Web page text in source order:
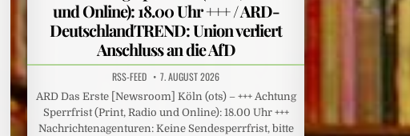
und Online): 18.00 Uhr +++ / ARD-
DeutschlandTREND: Union verliert
Anschluss an die AfD
RSS-FEED 7. AUGUST 2026
ARD Das Erste [Newsroom] Köln (ots) – +++ Achtung
Sperrfrist (Print, Radio und Online): 18.00 Uhr +++
Nachrichtenagenturen: Keine Sendesperrfrist, bitte